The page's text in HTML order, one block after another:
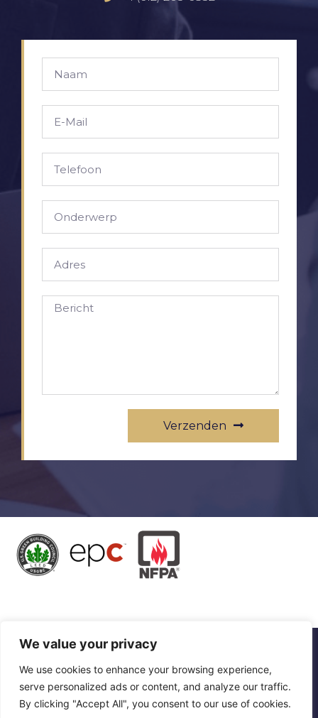
We value your privacy
We use cookies to enhance your browsing experience,
serve personalized ads or content, and analyze our traffic.
By clicking "Accept All", you consent to our use of cookies.
Verzenden
voorbehouden.
“Ceiling America” is een geregistreerd handelsmerk van
Ceiling America International, LLC.